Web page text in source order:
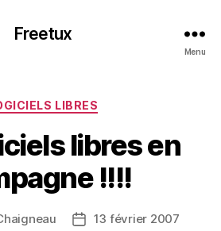
Freetux
Menu
Catégories
LIBRES
libres en
!!!!
Date13 février 2007